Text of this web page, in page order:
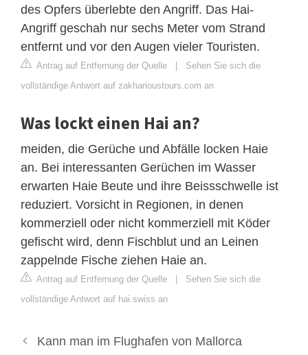
des Opfers überlebte den Angriff. Das Hai-
Angriff geschah nur sechs Meter vom Strand
entfernt und vor den Augen vieler Touristen.
Antrag auf Entfernung der Quelle | Sehen Sie sich die
vollständige Antwort auf zakharioustours.com an
Was lockt einen Hai an?
meiden, die Gerüche und Abfälle locken Haie
an. Bei interessanten Gerüchen im Wasser
erwarten Haie Beute und ihre Beissschwelle ist
reduziert. Vorsicht in Regionen, in denen
kommerziell oder nicht kommerziell mit Köder
gefischt wird, denn Fischblut und an Leinen
zappelnde Fische ziehen Haie an.
Antrag auf Entfernung der Quelle | Sehen Sie sich die
vollständige Antwort auf hai.swiss an
Kann man im Flughafen von Mallorca